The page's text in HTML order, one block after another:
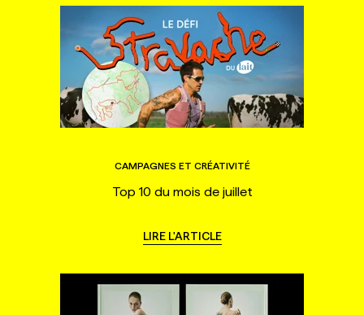
CAMPAGNES ET CRÉATIVITÉ
Top 10 du mois de juillet
LIRE L'ARTICLE